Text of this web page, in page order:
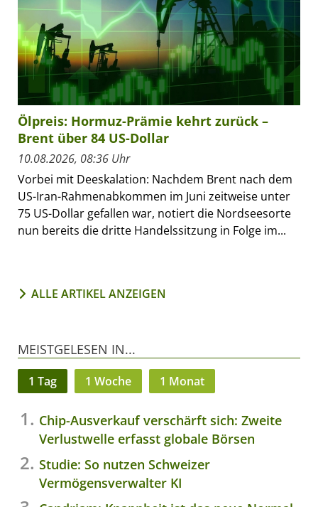
Ölpreis: Hormuz-Prämie kehrt zurück –
Brent über 84 US-Dollar
10.08.2026, 08:36 Uhr
Vorbei mit Deeskalation: Nachdem Brent nach dem
US-Iran-Rahmenabkommen im Juni zeitweise unter
75 US-Dollar gefallen war, notiert die Nordseesorte
nun bereits die dritte Handelssitzung in Folge im...
ALLE ARTIKEL ANZEIGEN
MEISTGELESEN IN...
1 Tag 1 Woche 1 Monat
Chip-Ausverkauf verschärft sich: Zweite
Verlustwelle erfasst globale Börsen
Studie: So nutzen Schweizer
Vermögensverwalter KI